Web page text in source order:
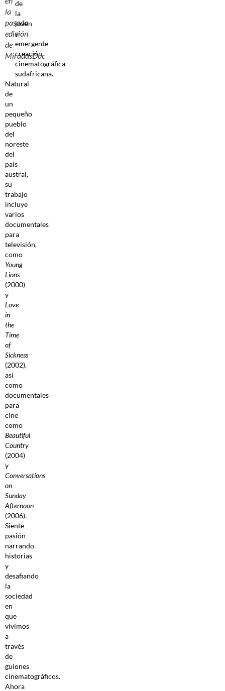
la
pasada
edición
de
MiradasDoc
de
la
joven
y
emergente
creación
cinematográfica
sudafricana.
Natural
de
un
pequeño
pueblo
del
noreste
del
país
austral,
su
trabajo
incluye
varios
documentales
para
televisión,
como
Young
Lions
(2000)
y
Love
in
the
Time
of
Sickness
(2002),
así
como
documentales
para
cine
como
Beautiful
Country
(2004)
y
Conversations
on
Sunday
Afternoon
(2006).
Siente
pasión
narrando
historias
y
desafiando
la
sociedad
en
que
vivimos
a
través
de
guiones
cinematográficos.
Ahora